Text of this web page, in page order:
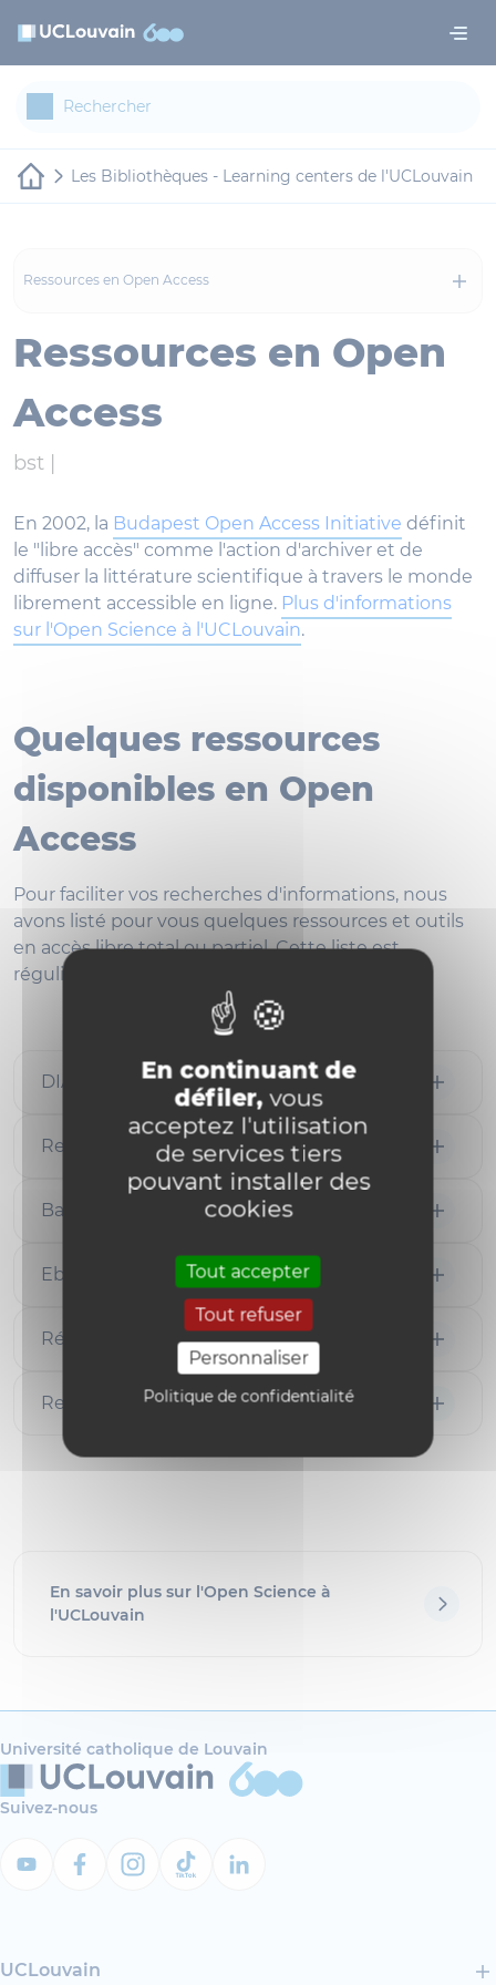
En continuant de
défiler,vous
acceptez l'utilisation
de services tiers
pouvant installer des
cookies
Tout accepter
Tout refuser
Personnaliser
Politique de confidentialité
Les Bibliothèques - Learning centers de l'UCLouvain
Ressources en Open Access
Ressources en Open
Access
bst |
En 2002, la Budapest Open Access Initiative définit
le "libre accès" comme l'action d'archiver et de
diffuser la littérature scientifique à travers le monde
librement accessible en ligne. Plus d'informations
sur l'Open Science à l'UCLouvain.
Quelques ressources
disponibles en Open
Access
Pour faciliter vos recherches d'informations, nous
avons listé pour vous quelques ressources et outils
en accès libre total ou partiel. Cette liste est
régulièrement enrichie.
DIAL@UCLouvain
Revues et articles scientifiques
Bases de données
Ebooks
Réseaux sociaux académiques
Ressources pédagogiques
En savoir plus sur l'Open Science à
l'UCLouvain
Université catholique de Louvain
Suivez-nous
UCLouvain